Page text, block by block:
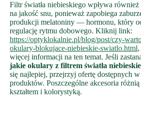
Filtr światła niebieskiego wpływa
na jakość snu, ponieważ zapobiega
produkcji melatoniny — hormonu, który
regulację rytmu dobowego. Kliknij link:
https://optyklokalnie.pl/blog/post/czy-
okulary-blokujace-niebieskie-swiatlo.html
więcej informacji na ten temat. Jeśli
jakie okulary z filtrem światła
się najlepiej, przejrzyj ofertę dostępnych
produktów. Poszczególne akcesoria
kształtem i kolorystyką.